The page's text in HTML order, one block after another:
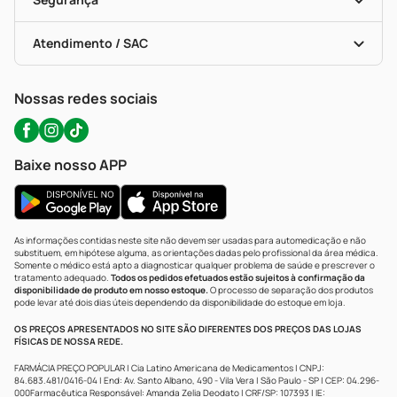
Troca E Devolução
Bulas De A A Z
Políticas De Marketplace
Testes Rápidos
Autoteste Covid-19
Certificado De Segurança
Portal Da Privacidade
Atendimento / SAC
WhatsApp (47) 9202-1687
Nossas redes sociais
Baixe nosso APP
As informações contidas neste site não devem ser usadas para automedicação e não
substituem, em hipótese alguma, as orientações dadas pelo profissional da área médica.
Somente o médico está apto a diagnosticar qualquer problema de saúde e prescrever o
tratamento adequado. Todos os pedidos efetuados estão sujeitos à confirmação da
disponibilidade de produto em nosso estoque.O processo de separação dos produtos
pode levar até dois dias úteis dependendo da disponibilidade do estoque em loja.
OS PREÇOS APRESENTADOS NO SITE SÃO DIFERENTES DOS PREÇOS DAS LOJAS
FÍSICAS DE NOSSA REDE.
FARMÁCIA PREÇO POPULAR | Cia Latino Americana de Medicamentos | CNPJ:
84.683.481/0416-04 | End: Av. Santo Albano, 490 - Vila Vera | São Paulo - SP | CEP: 04.296-
000Farmacêutica Responsável: Amanda Zelia Deodato | CRF/SP: 107393 | IE: